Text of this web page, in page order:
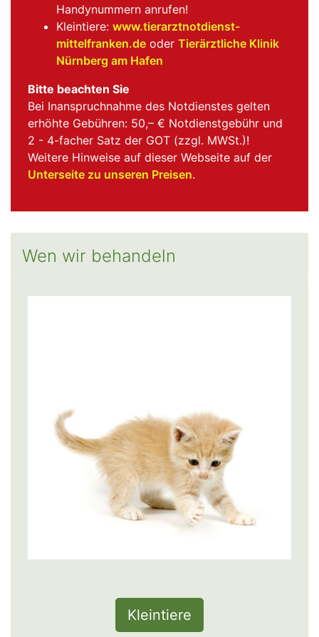
Handynummern anrufen!
Kleintiere: www.tierarztnotdienst-
mittelfranken.de oder Tierärztliche Klinik
Nürnberg am Hafen
Bitte beachten Sie
Bei Inanspruchnahme des Notdienstes gelten
erhöhte Gebühren: 50,– € Notdienstgebühr und
2 - 4-facher Satz der GOT (zzgl. MWSt.)!
Weitere Hinweise auf dieser Webseite auf der
Unterseite zu unseren Preisen.
Wen wir behandeln
Kleintiere